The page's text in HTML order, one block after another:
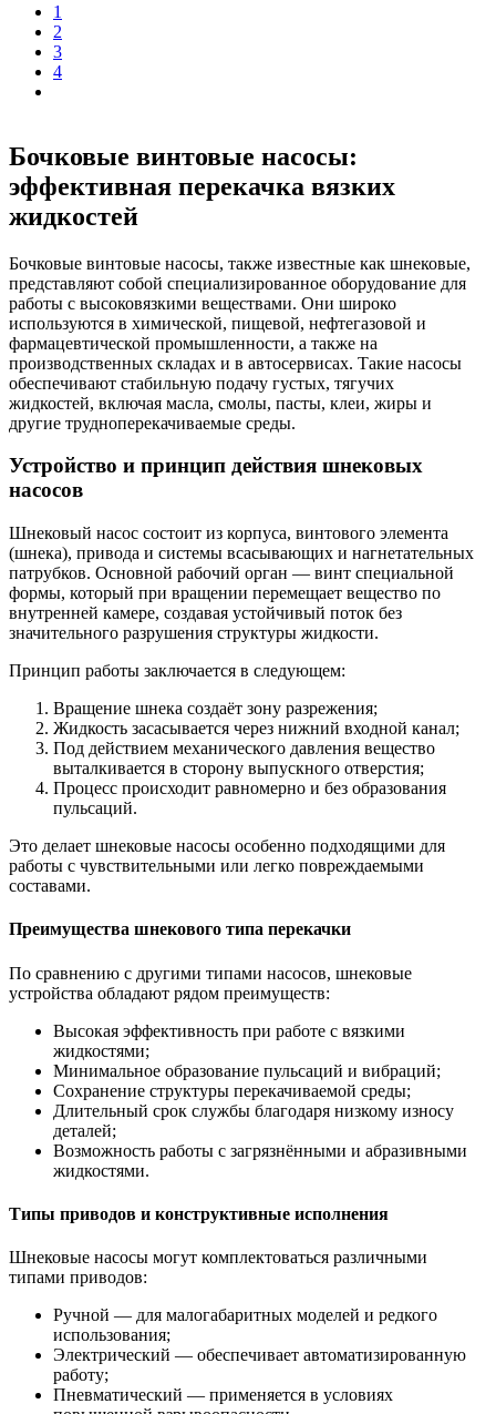
1
2
3
4
Бочковые винтовые насосы:
эффективная перекачка вязких
жидкостей
Бочковые винтовые насосы, также известные как шнековые,
представляют собой специализированное оборудование для
работы с высоковязкими веществами. Они широко
используются в химической, пищевой, нефтегазовой и
фармацевтической промышленности, а также на
производственных складах и в автосервисах. Такие насосы
обеспечивают стабильную подачу густых, тягучих
жидкостей, включая масла, смолы, пасты, клеи, жиры и
другие трудноперекачиваемые среды.
Устройство и принцип действия шнековых
насосов
Шнековый насос состоит из корпуса, винтового элемента
(шнека), привода и системы всасывающих и нагнетательных
патрубков. Основной рабочий орган — винт специальной
формы, который при вращении перемещает вещество по
внутренней камере, создавая устойчивый поток без
значительного разрушения структуры жидкости.
Принцип работы заключается в следующем:
Вращение шнека создаёт зону разрежения;
Жидкость засасывается через нижний входной канал;
Под действием механического давления вещество
выталкивается в сторону выпускного отверстия;
Процесс происходит равномерно и без образования
пульсаций.
Это делает шнековые насосы особенно подходящими для
работы с чувствительными или легко повреждаемыми
составами.
Преимущества шнекового типа перекачки
По сравнению с другими типами насосов, шнековые
устройства обладают рядом преимуществ:
Высокая эффективность при работе с вязкими
жидкостями;
Минимальное образование пульсаций и вибраций;
Сохранение структуры перекачиваемой среды;
Длительный срок службы благодаря низкому износу
деталей;
Возможность работы с загрязнёнными и абразивными
жидкостями.
Типы приводов и конструктивные исполнения
Шнековые насосы могут комплектоваться различными
типами приводов:
Ручной — для малогабаритных моделей и редкого
использования;
Электрический — обеспечивает автоматизированную
работу;
Пневматический — применяется в условиях